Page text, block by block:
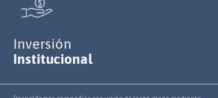
Inversión
Institucional